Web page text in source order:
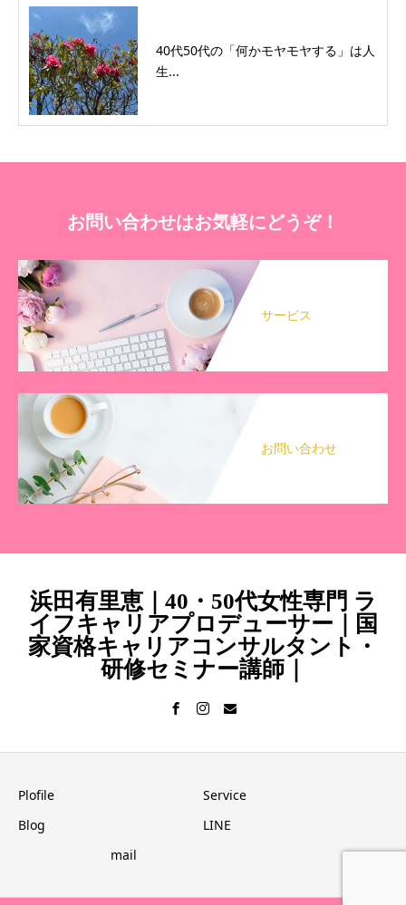
40代50代の「何かモヤモヤする」は人
生...
お問い合わせはお気軽にどうぞ！
サービス
お問い合わせ
浜田有里恵｜40・50代女性専門 ラ
イフキャリアプロデューサー｜国
家資格キャリアコンサルタント・
研修セミナー講師｜
Plofile
Service
Blog
LINE
mail